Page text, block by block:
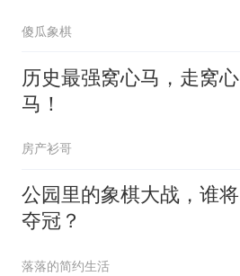
傻瓜象棋
历史最强窝心马，走窝心
马！
房产衫哥
公园里的象棋大战，谁将
夺冠？
落落的简约生活